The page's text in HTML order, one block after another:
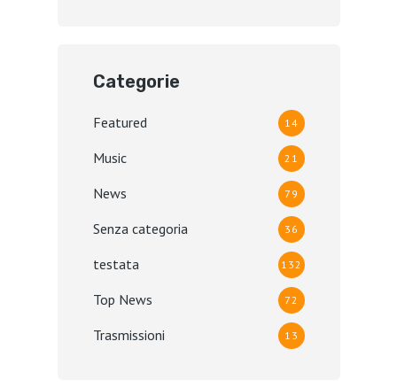
Categorie
Featured 14
Music 21
News 79
Senza categoria 36
testata 132
Top News 72
Trasmissioni 13